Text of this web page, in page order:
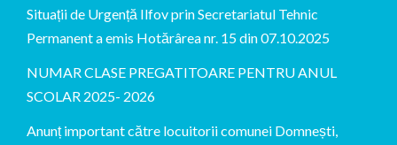
Situații de Urgență Ilfov prin Secretariatul Tehnic
Permanent a emis Hotărârea nr. 15 din 07.10.2025
NUMAR CLASE PREGATITOARE PENTRU ANUL
SCOLAR 2025- 2026
Anunț important către locuitorii comunei Domnești,